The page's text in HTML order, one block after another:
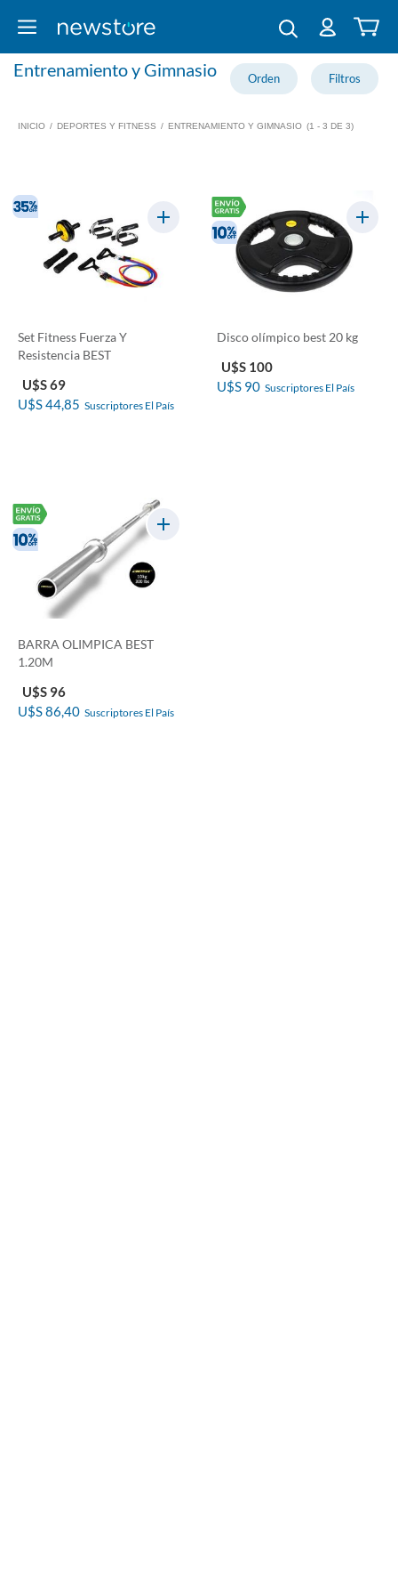
Entrenamiento y Gimnasio
INICIO / DEPORTES Y FITNESS / ENTRENAMIENTO Y GIMNASIO (1 - 3 DE 3)
Set Fitness Fuerza Y
Resistencia BEST
U$S 69
U$S 44,85 Suscriptores El País
Disco olímpico best 20 kg
U$S 100
U$S 90 Suscriptores El País
BARRA OLIMPICA BEST
1.20M
U$S 96
U$S 86,40 Suscriptores El País